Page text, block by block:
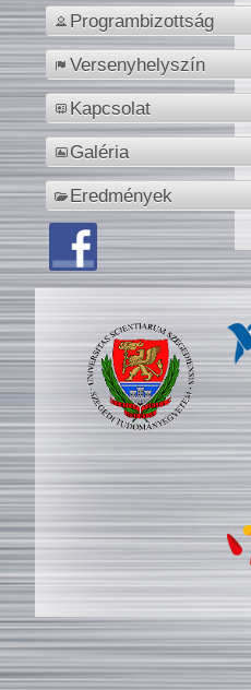
Programbizottság
Versenyhelyszín
Kapcsolat
Galéria
Eredmények